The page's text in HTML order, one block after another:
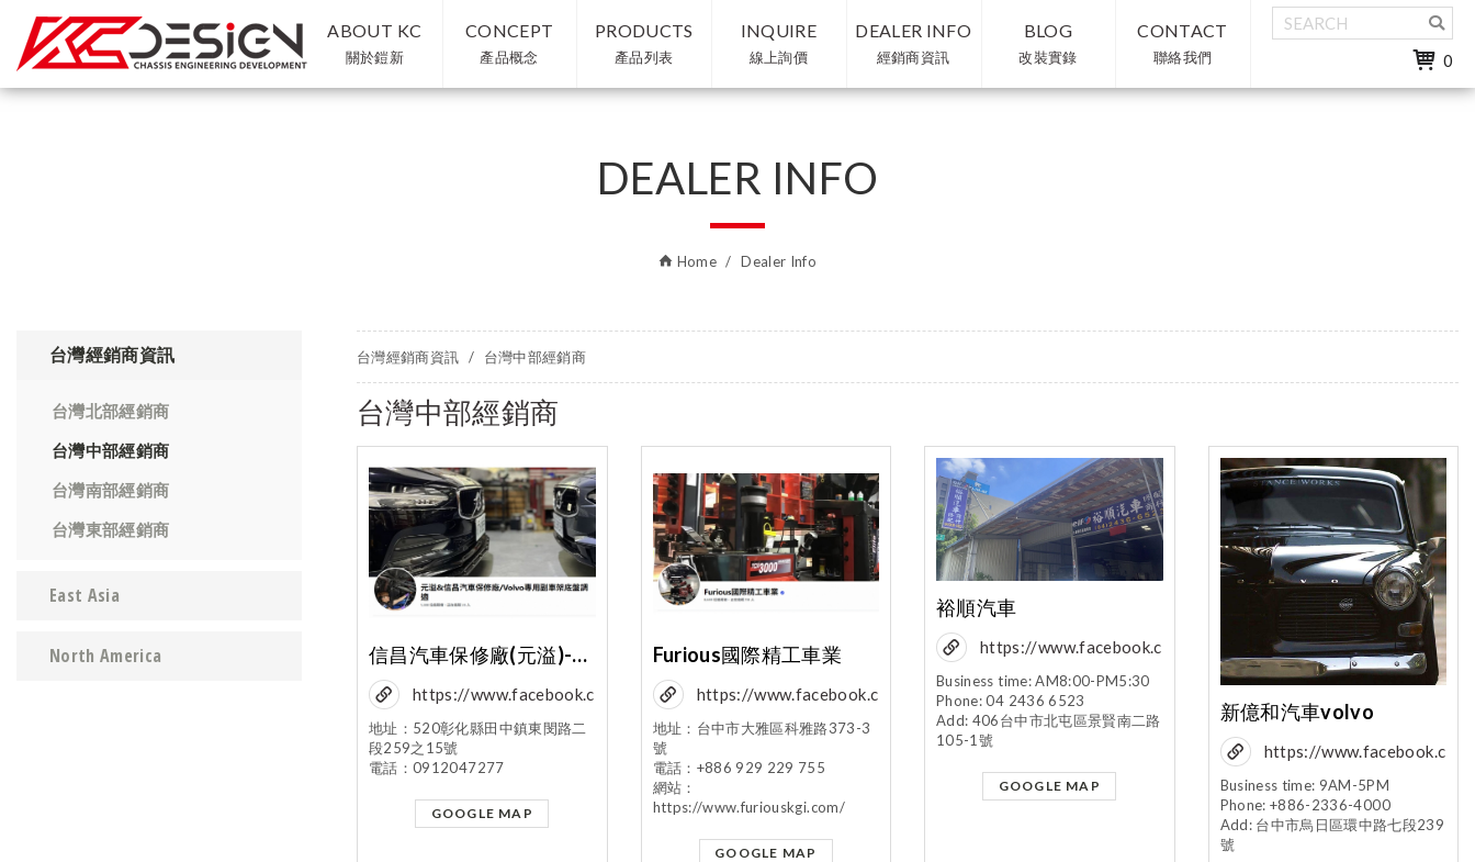
0
ABOUT KC
關於鎧新
CONCEPT
產品概念
PRODUCTS
產品列表
INQUIRE
線上詢價
DEALER INFO
經銷商資訊
BLOG
改裝實錄
CONTACT
聯絡我們
DEALER INFO
Home Dealer Info
台灣經銷商資訊
台灣北部經銷商
台灣中部經銷商
台灣南部經銷商
台灣東部經銷商
East Asia
North America
台灣經銷商資訊 台灣中部經銷商
台灣中部經銷商
信昌汽車保修廠(元溢)-Volvo專門店
https://www.facebook.c
om/profile.php?
id=61560683376655
地址：520彰化縣田中鎮東閔路二
段259之15號
電話：0912047277
GOOGLE MAP
Furious國際精工車業
https://www.facebook.c
om/p/Furious國際精工
/?locale=zh_TW
地址：台中市大雅區科雅路373-3
號
電話：+886 929 229 755
網站：
https://www.furiouskgi.com/
GOOGLE MAP
裕順汽車
https://www.facebook.c
om/profile.php?
id=100088086236821
&mibextid=LQQJ4d
Business time: AM8:00-PM5:30
Phone: 04 2436 6523
Add: 406台中市北屯區景賢南二路
105-1號
GOOGLE MAP
新億和汽車volvo
https://www.facebook.c
om/pages/新億和汽車
volvo/151879654885
Business time: 9AM-5PM
Phone: +886-2336-4000
Add: 台中市烏日區環中路七段239
號